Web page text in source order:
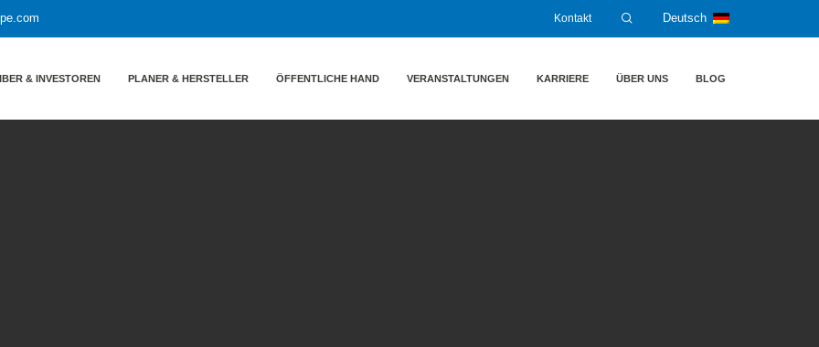
Kontakt Deutsch
& INVESTOREN PLANER & HERSTELLER ÖFFENTLICHE HAND VERANSTALTUNGEN KARRIERE ÜBER UNS BLOG